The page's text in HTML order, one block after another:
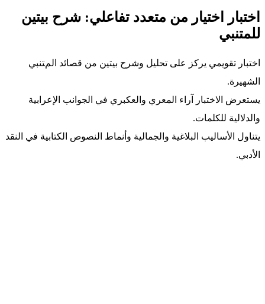
اختبار اختيار من متعدد تفاعلي: شرح بيتين
للمتنبي
اختبار تقويمي يركز على تحليل وشرح بيتين من قصائد المتنبي
الشهيرة.
يستعرض الاختبار آراء المعري والعكبري في الجوانب الإعرابية
والدلالية للكلمات.
يتناول الأساليب البلاغية والجمالية وأنماط النصوص الكتابية في النقد
الأدبي.